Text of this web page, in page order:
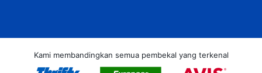
Kami membandingkan semua pembekal yang terkenal